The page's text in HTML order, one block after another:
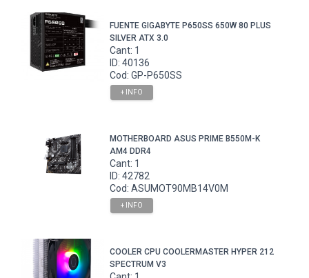
FUENTE GIGABYTE P650SS 650W 80 PLUS
SILVER ATX 3.0
Cant: 1
ID: 40136
Cod: GP-P650SS
+ INFO
MOTHERBOARD ASUS PRIME B550M-K
AM4 DDR4
Cant: 1
ID: 42782
Cod: ASUMOT90MB14V0M
+ INFO
COOLER CPU COOLERMASTER HYPER 212
SPECTRUM V3